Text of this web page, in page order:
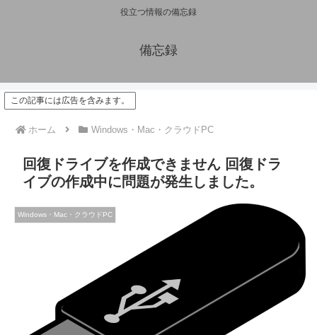
役立つ情報の備忘録
備忘録
この記事には広告を含みます。
ホーム Windows・Mac・クラウドPC
回復ドライブを作成できません 回復ドラ
イブの作成中に問題が発生しました。
Windows・Mac・クラウドPC